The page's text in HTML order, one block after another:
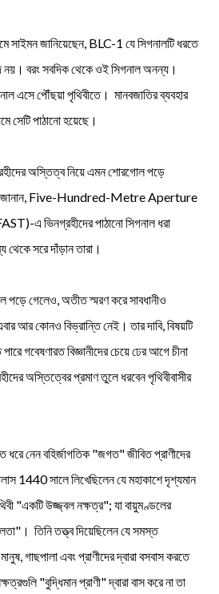
সাইমন জানিয়েছেন, BLC-1 যে সিগনালটি ধরতে
নয়। বরং সবদিক থেকে ওই সিগনাল অনন্য।
এসে পৌঁছয়া পৃথিবীতে। মানবজাতির ব্যবহার
সেটি পাঠানো হয়েছে।
অস্তিত্ব নিয়ে এমন শোরগোল পড়ে
তখন জানান, Five-Hundred-Metre Aperture
এ ভিনগ্রহীদের পাঠানো সিগনাল ধরা
সরে দাঁড়ান তারা।
পড়ে গেলেও, অতীত স্মরণ করে সাবধানীও
আর কোনও বিভ্রান্তি নেই। তার দাবি, বিষয়টি
গবেষণারত বিজ্ঞানীদের চেয়ে ঢের আগে চীনা
অস্তিত্বের প্রমাণ তুলে ধরবেন পৃথিবীবাসীর
নেন বহির্জাগতিক "জগত" জীবিত প্রাণীদের
1440 সালে লিখেছিলেন যে মহাকাশে দৃশ্যমান
"একটি উজ্জ্বল নক্ষত্র"; যা বায়ুমণ্ডলের
তিনি তত্ত্ব দিয়েছিলেন যে সমস্ত
গাছপালা এবং প্রাণীদের দ্বারা বসবাস করতে
"বুদ্ধিমান প্রাণী" দ্বারা বাস করে না তা